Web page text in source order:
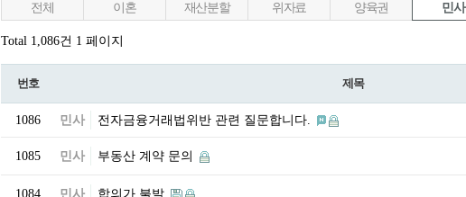
전체 이혼 재산분할 위자료 양육권 민사
Total 1,086건 1 페이지
번호 제목
1086 민사 전자금융거래법위반 관련 질문합니다.
1085 민사 부동산 계약 문의
1084 민사 합의가 불발